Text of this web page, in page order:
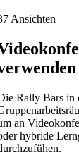
Ansichten
Rally Bars in
an
hybride